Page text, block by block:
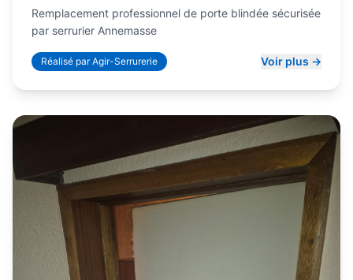
Remplacement professionnel de porte blindée sécurisée
par serrurier Annemasse
Réalisé par Agir-Serrurerie Voir plus →